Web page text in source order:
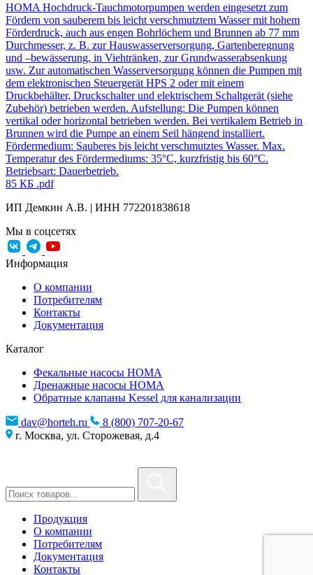
HOMA Hochdruck-Tauchmotorpumpen werden eingesetzt zum
Fördern von sauberem bis leicht verschmutztem Wasser mit hohem
Förderdruck, auch aus engen Bohrlöchern und Brunnen ab 77 mm
Durchmesser, z. B. zur Hauswasserversorgung, Gartenberegnung
und –bewässerung, in Viehtränken, zur Grundwasserabsenkung
usw. Zur automatischen Wasserversorgung können die Pumpen mit
dem elektronischen Steuergerät HPS 2 oder mit einem
Druckbehälter, Druckschalter und elektrischem Schaltgerät (siehe
Zubehör) betrieben werden. Aufstellung: Die Pumpen können
vertikal oder horizontal betrieben werden. Bei vertikalem Betrieb in
Brunnen wird die Pumpe an einem Seil hängend installiert.
Fördermedium: Sauberes bis leicht verschmutztes Wasser. Max.
Temperatur des Fördermediums: 35°C, kurzfristig bis 60°C.
Betriebsart: Dauerbetrieb.
85 КБ .pdf
ИП Демкин А.В. | ИНН 772201838618
Мы в соцсетях
Информация
О компании
Потребителям
Контакты
Документация
Каталог
Фекальные насосы HOMA
Дренажные насосы HOMA
Обратные клапаны Kessel для канализации
dav@horteh.ru
8 (800) 707-20-67
г. Москва, ул. Сторожевая, д.4
Продукция
О компании
Потребителям
Документация
Контакты